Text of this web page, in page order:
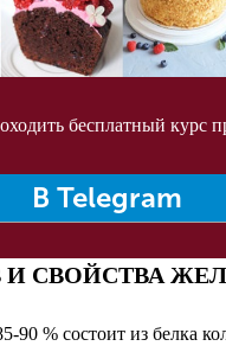
бесплатный курс
В Telegram
И СВОЙСТВА
90 % состоит из белка